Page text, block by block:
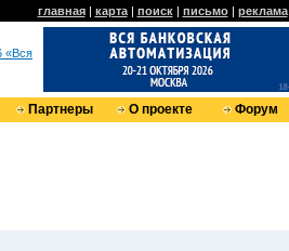
главная| карта| поиск| письмо| реклама
«Вся
Партнеры О проекте Форум